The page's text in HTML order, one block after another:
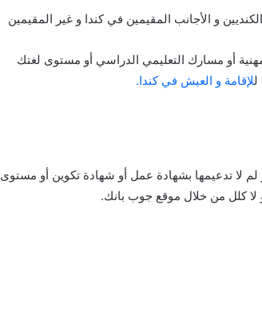
أو مسارك التعليمي الدراسي أو مستوى لغتك
لإقامة و العيش في كندا.
لا تدعيمها بشهادة عمل أو شهادة تكوين أو مستوى
كلل من خلال موقع جوب بانك.